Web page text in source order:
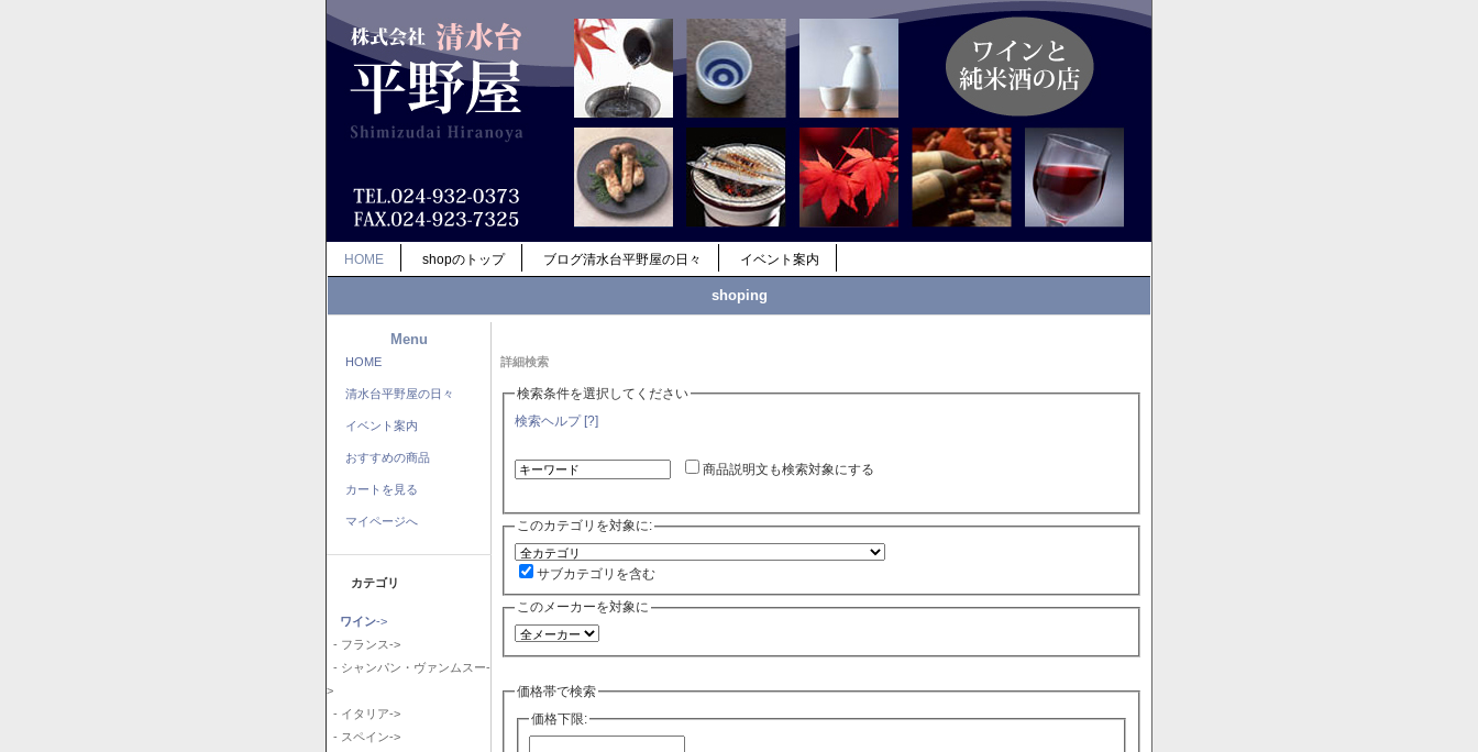
HOME shopのトップ ブログ清水台平野屋の日々 イベント案内
shoping
Menu
HOME
清水台平野屋の日々
イベント案内
おすすめの商品
カートを見る
マイページへ
カテゴリ
ワイン->
- フランス->
- シャンパン・ヴァンムスー-
>
- イタリア->
- スペイン->
詳細検索
検索条件を選択してください
検索ヘルプ [?]
商品説明文も検索対象にする
このカテゴリを対象に:
サブカテゴリを含む
このメーカーを対象に
価格帯で検索
価格下限: